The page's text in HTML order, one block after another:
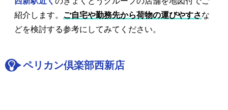
紹介します。 ご自宅や勤務先から荷物の運びやすさな
どを検討する参考にしてみてください。
ペリカン倶楽部西新店